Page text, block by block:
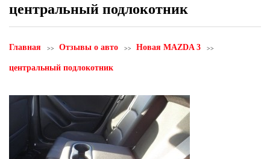
центральный подлокотник
Главная Отзывы о авто Новая MAZDA 3
центральный подлокотник